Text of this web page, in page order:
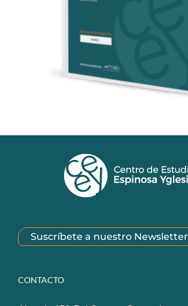
Suscríbete a nuestro Newsletter
CONTACTO